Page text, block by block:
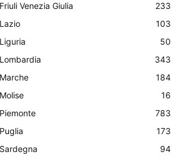
Friuli Venezia Giulia
233
Lazio
103
Liguria
50
Lombardia
343
Marche
184
Molise
16
Piemonte
783
Puglia
173
Sardegna
94